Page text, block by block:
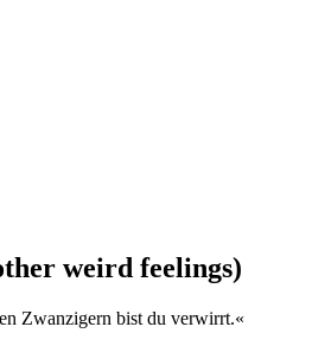
weird feelings)
Zwanzigern bist du verwirrt.«